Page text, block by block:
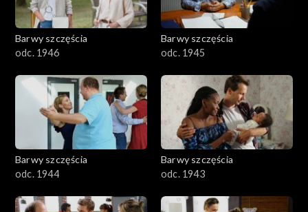
Barwy szczęścia
odc. 1946
Barwy szczęścia
odc. 1945
Barwy szczęścia
odc. 1944
Barwy szczęścia
odc. 1943